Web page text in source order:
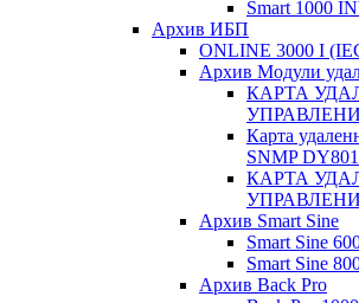
Smart 1000
Архив ИБП
ONLINE 3000 I
Архив Модули
КАРТА
Карта
SNMP DY801
КАРТА
Архив Smart Sine
Smart Sine
Smart Sine
Архив Back Pro